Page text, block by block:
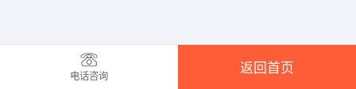
电话咨询
返回首页